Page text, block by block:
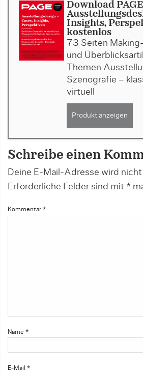
Download
Insights,
kostenlos
73 Seiten
und
Themen
Szenografie –
virtuell
Produkt anzeigen
Schreibe einen
Deine E-Mail-Adresse wird
Erforderliche Felder sind mit *
Kommentar *
Name *
E-Mail *